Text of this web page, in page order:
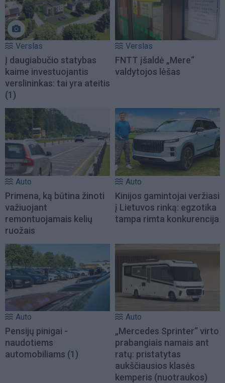
Verslas
Į daugiabučio statybas
kaime investuojantis
verslininkas: tai yra ateitis
(1)
Verslas
FNTT įšaldė „Mere“
valdytojos lėšas
Auto
Primena, ką būtina žinoti
važiuojant
remontuojamais kelių
ruožais
Auto
Kinijos gamintojai veržiasi
į Lietuvos rinką: egzotika
tampa rimta konkurencija
Auto
Pensijų pinigai -
naudotiems
automobiliams (1)
Auto
„Mercedes Sprinter“ virto
prabangiais namais ant
ratų: pristatytas
aukščiausios klasės
kemperis (nuotraukos)